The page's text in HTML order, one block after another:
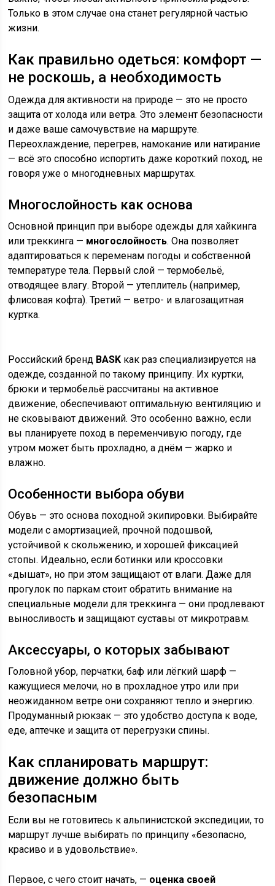
Только в этом случае она станет регулярной частью
жизни.
Как правильно одеться: комфорт —
не роскошь, а необходимость
Одежда для активности на природе — это не просто
защита от холода или ветра. Это элемент безопасности
и даже ваше самочувствие на маршруте.
Переохлаждение, перегрев, намокание или натирание
— всё это способно испортить даже короткий поход, не
говоря уже о многодневных маршрутах.
Многослойность как основа
Основной принцип при выборе одежды для хайкинга
или треккинга — многослойность. Она позволяет
адаптироваться к переменам погоды и собственной
температуре тела. Первый слой — термобельё,
отводящее влагу. Второй — утеплитель (например,
флисовая кофта). Третий — ветро- и влагозащитная
куртка.
Российский бренд BASK как раз специализируется на
одежде, созданной по такому принципу. Их куртки,
брюки и термобельё рассчитаны на активное
движение, обеспечивают оптимальную вентиляцию и
не сковывают движений. Это особенно важно, если
вы планируете поход в переменчивую погоду, где
утром может быть прохладно, а днём — жарко и
влажно.
Особенности выбора обуви
Обувь — это основа походной экипировки. Выбирайте
модели с амортизацией, прочной подошвой,
устойчивой к скольжению, и хорошей фиксацией
стопы. Идеально, если ботинки или кроссовки
«дышат», но при этом защищают от влаги. Даже для
прогулок по паркам стоит обратить внимание на
специальные модели для треккинга — они продлевают
выносливость и защищают суставы от микротравм.
Аксессуары, о которых забывают
Головной убор, перчатки, баф или лёгкий шарф —
кажущиеся мелочи, но в прохладное утро или при
неожиданном ветре они сохраняют тепло и энергию.
Продуманный рюкзак — это удобство доступа к воде,
еде, аптечке и защита от перегрузки спины.
Как спланировать маршрут:
движение должно быть
безопасным
Если вы не готовитесь к альпинистской экспедиции, то
маршрут лучше выбирать по принципу «безопасно,
красиво и в удовольствие».
Первое, с чего стоит начать, — оценка своей